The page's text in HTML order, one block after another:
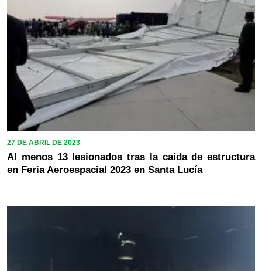
27 DE ABRIL DE 2023
Al menos 13 lesionados tras la caída de estructura
en Feria Aeroespacial 2023 en Santa Lucía